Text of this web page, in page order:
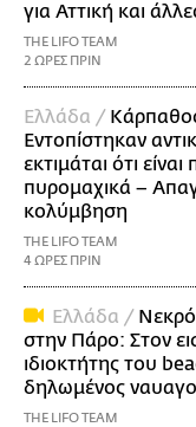
για Αττική και
THE LIFO TEAM
2 ΩΡΕΣ ΠΡΙΝ
Ελλάδα /
Εντοπίστηκαν
εκτιμάται ότι είναι
πυρομαχικά –
κολύμβηση
THE LIFO TEAM
4 ΩΡΕΣ ΠΡΙΝ
Ελλάδα /
στην Πάρο: Στον
ιδιοκτήτης του
δηλωμένος
THE LIFO TEAM